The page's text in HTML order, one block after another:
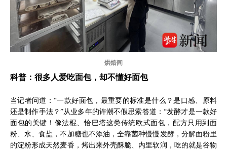
烘焙间
科普：很多人爱吃面包，却不懂好面包
当记者问道：“一款好面包，最重要的标准是什么？是口感、原料
还是制作手法？”从业多年的许潮不假思索答道：“发酵才是一款好
面包的关键！像法棍、恰巴塔这类传统欧式面包，配方只用到面
粉、水、食盐，不加糖也不添油，全靠菌种慢慢发酵，分解面粉里
的淀粉形成天然麦香，烤出来外壳酥脆、内里软润，吃的就是谷物